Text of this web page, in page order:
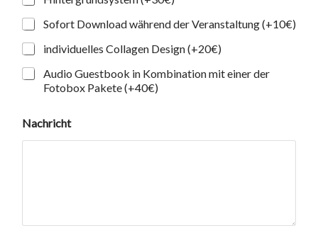
Sofort Download während der Veranstaltung (+10€)
individuelles Collagen Design (+20€)
Audio Guestbook in Kombination mit einer der
Fotobox Pakete (+40€)
Nachricht